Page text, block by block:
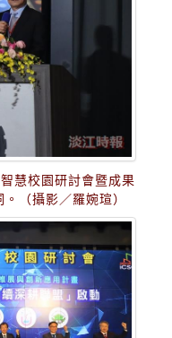
慧校園研討會暨成果
（攝影／羅婉瑄）